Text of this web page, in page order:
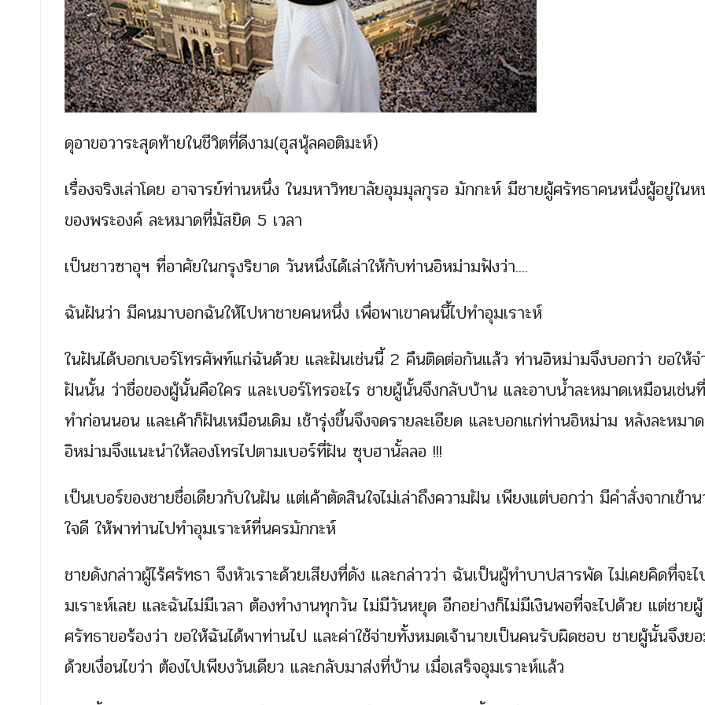
ดุอาขอวาระสุดท้ายในชีวิตที่ดีงาม(ฮุสนุ้ลคอติมะห์)
เรื่องจริงเล่าโดย อาจารย์ท่านหนึ่ง ในมหาวิทยาลัยอุมมุลกุรอ มักกะห์ มีชายผู้ศรัทธาคนหนึ่งผู้อยู่ใน
ของพระองค์ ละหมาดที่มัสยิด 5 เวลา
เป็นชาวซาอุฯ ที่อาศัยในกรุงริยาด วันหนึ่งได้เล่าให้กับท่านอิหม่ามฟังว่า....
ฉันฝันว่า มีคนมาบอกฉันให้ไปหาชายคนหนึ่ง เพื่อพาเขาคนนี้ไปทำอุมเราะห์
ในฝันได้บอกเบอร์โทรศัพท์แก่ฉันด้วย และฝันเช่นนี้ 2 คืนติดต่อกันแล้ว ท่านอิหม่ามจึงบอกว่า ขอให้จ
ฝันนั้น ว่าชื่อของผู้นั้นคือใคร และเบอร์โทรอะไร ชายผู้นั้นจึงกลับบ้าน และอาบน้ำละหมาดเหมือนเช่น
ทำก่อนนอน และเค้าก็ฝันเหมือนเดิม เช้ารุ่งขึ้นจึงจดรายละเอียด และบอกแก่ท่านอิหม่าม หลังละหมา
อิหม่ามจึงแนะนำให้ลองโทรไปตามเบอร์ที่ฝัน ซุบฮานั้ลลอ !!!
เป็นเบอร์ของชายชื่อเดียวกับในฝัน แต่เค้าตัดสินใจไม่เล่าถึงความฝัน เพียงแต่บอกว่า มีคำสั่งจากเข้า
ใจดี ให้พาท่านไปทำอุมเราะห์ที่นครมักกะห์
ชายดังกล่าวผู้ไร้ศรัทธา จึงหัวเราะด้วยเสียงที่ดัง และกล่าวว่า ฉันเป็นผู้ทำบาปสารพัด ไม่เคยคิดที่จะ
มเราะห์เลย และฉันไม่มีเวลา ต้องทำงานทุกวัน ไม่มีวันหยุด อีกอย่างก็ไม่มีเงินพอที่จะไปด้วย แต่ชายผู้
ศรัทธาขอร้องว่า ขอให้ฉันได้พาท่านไป และค่าใช้จ่ายทั้งหมดเจ้านายเป็นคนรับผิดชอบ ชายผู้นั้นจึงย
ด้วยเงื่อนไขว่า ต้องไปเพียงวันเดียว และกลับมาส่งที่บ้าน เมื่อเสร็จอุมเราะห์แล้ว